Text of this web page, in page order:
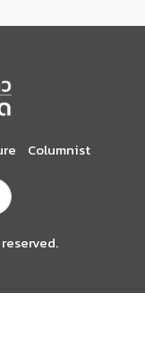
Columnist